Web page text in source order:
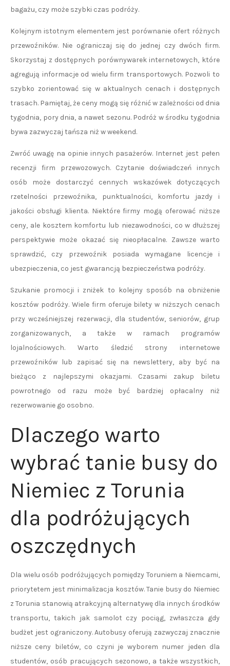
bagażu, czy może szybki czas podróży.
Kolejnym istotnym elementem jest porównanie ofert różnych
przewoźników. Nie ograniczaj się do jednej czy dwóch firm.
Skorzystaj z dostępnych porównywarek internetowych, które
agregują informacje od wielu firm transportowych. Pozwoli to
szybko zorientować się w aktualnych cenach i dostępnych
trasach. Pamiętaj, że ceny mogą się różnić w zależności od dnia
tygodnia, pory dnia, a nawet sezonu. Podróż w środku tygodnia
bywa zazwyczaj tańsza niż w weekend.
Zwróć uwagę na opinie innych pasażerów. Internet jest pełen
recenzji firm przewozowych. Czytanie doświadczeń innych
osób może dostarczyć cennych wskazówek dotyczących
rzetelności przewoźnika, punktualności, komfortu jazdy i
jakości obsługi klienta. Niektóre firmy mogą oferować niższe
ceny, ale kosztem komfortu lub niezawodności, co w dłuższej
perspektywie może okazać się nieopłacalne. Zawsze warto
sprawdzić, czy przewoźnik posiada wymagane licencje i
ubezpieczenia, co jest gwarancją bezpieczeństwa podróży.
Szukanie promocji i zniżek to kolejny sposób na obniżenie
kosztów podróży. Wiele firm oferuje bilety w niższych cenach
przy wcześniejszej rezerwacji, dla studentów, seniorów, grup
zorganizowanych, a także w ramach programów
lojalnościowych. Warto śledzić strony internetowe
przewoźników lub zapisać się na newslettery, aby być na
bieżąco z najlepszymi okazjami. Czasami zakup biletu
powrotnego od razu może być bardziej opłacalny niż
rezerwowanie go osobno.
Dlaczego warto
wybrać tanie busy do
Niemiec z Torunia
dla podróżujących
oszczędnych
Dla wielu osób podróżujących pomiędzy Toruniem a Niemcami,
priorytetem jest minimalizacja kosztów. Tanie busy do Niemiec
z Torunia stanowią atrakcyjną alternatywę dla innych środków
transportu, takich jak samolot czy pociąg, zwłaszcza gdy
budżet jest ograniczony. Autobusy oferują zazwyczaj znacznie
niższe ceny biletów, co czyni je wyborem numer jeden dla
studentów, osób pracujących sezonowo, a także wszystkich,